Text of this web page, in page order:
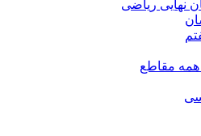
نهایی ریاضی
همه مقاطع